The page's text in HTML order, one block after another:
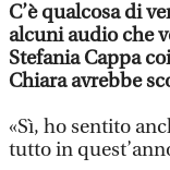
C’è qualcosa di
alcuni audio che
Stefania Cappa
Chiara avrebbe
«Sì, ho sentito
tutto in